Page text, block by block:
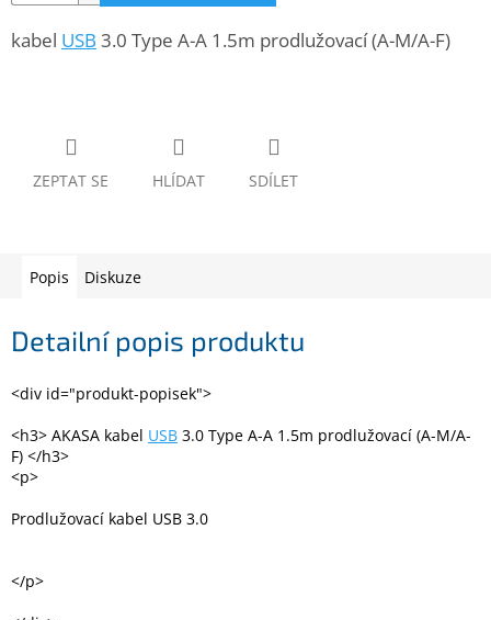
www.inpraise.cz
Gaming
tablety
Velké
spotřebiče
Počítače
a
notebooky
kabel USB 3.0 Type A-A 1.5m prodlužovací (A-M/A-F)
ZEPTAT SE HLÍDAT SDÍLET
Popis Diskuze
Detailní popis produktu
<div id="produkt-popisek">
<h3> AKASA kabel USB 3.0 Type A-A 1.5m prodlužovací (A-M/A-
F) </h3>
<p>
Prodlužovací kabel USB 3.0
</p>